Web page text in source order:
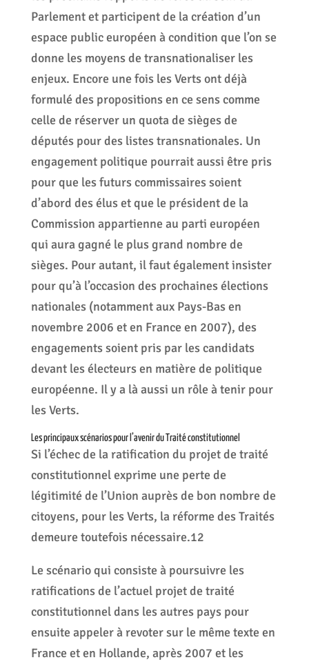
Parlement et participent de la création d’un
espace public européen à condition que l’on se
donne les moyens de transnationaliser les
enjeux. Encore une fois les Verts ont déjà
formulé des propositions en ce sens comme
celle de réserver un quota de sièges de
députés pour des listes transnationales. Un
engagement politique pourrait aussi être pris
pour que les futurs commissaires soient
d’abord des élus et que le président de la
Commission appartienne au parti européen
qui aura gagné le plus grand nombre de
sièges. Pour autant, il faut également insister
pour qu’à l’occasion des prochaines élections
nationales (notamment aux Pays-Bas en
novembre 2006 et en France en 2007), des
engagements soient pris par les candidats
devant les électeurs en matière de politique
européenne. Il y a là aussi un rôle à tenir pour
les Verts.
Les principaux scénarios pour l’avenir du Traité constitutionnel
Si l’échec de la ratification du projet de traité
constitutionnel exprime une perte de
légitimité de l’Union auprès de bon nombre de
citoyens, pour les Verts, la réforme des Traités
demeure toutefois nécessaire.12
Le scénario qui consiste à poursuivre les
ratifications de l’actuel projet de traité
constitutionnel dans les autres pays pour
ensuite appeler à revoter sur le même texte en
France et en Hollande, après 2007 et les